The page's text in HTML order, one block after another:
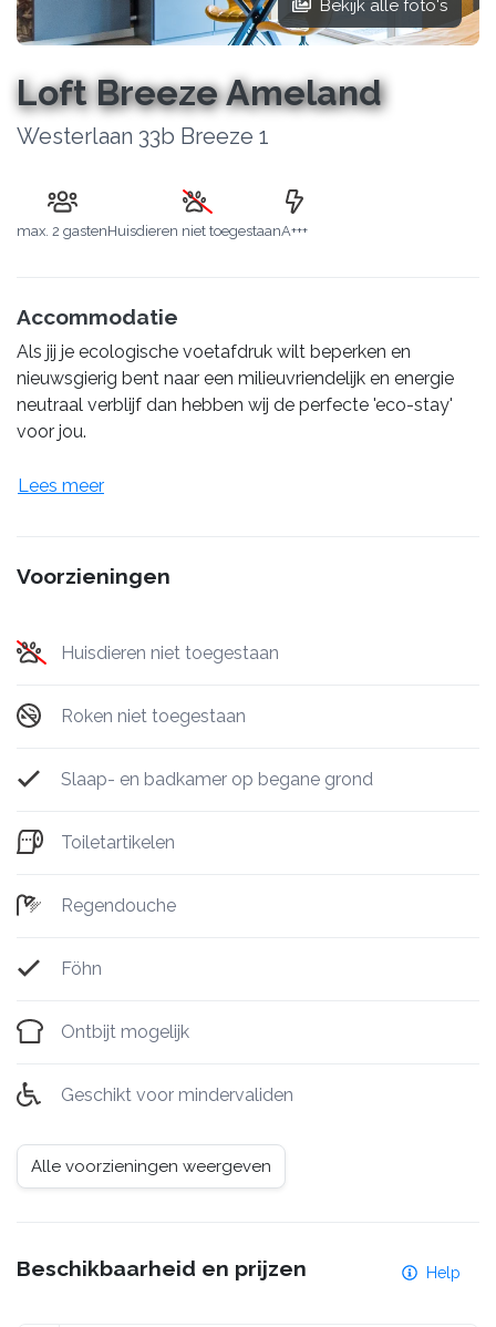
Bekijk alle foto's
Loft Breeze Ameland
Westerlaan 33b Breeze 1
max. 2 gastenHuisdieren niet toegestaanA+++
Accommodatie
Als jij je ecologische voetafdruk wilt beperken en
nieuwsgierig bent naar een milieuvriendelijk en energie
neutraal verblijf dan hebben wij de perfecte 'eco-stay'
voor jou.
Lees meer
Voorzieningen
Huisdieren niet toegestaan
Roken niet toegestaan
Slaap- en badkamer op begane grond
Toiletartikelen
Regendouche
Föhn
Ontbijt mogelijk
Geschikt voor mindervaliden
Alle voorzieningen weergeven
Beschikbaarheid en prijzen Help